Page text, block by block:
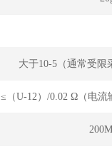
大于10-5（通常受限
≤（U-12）/0.02 Ω（电